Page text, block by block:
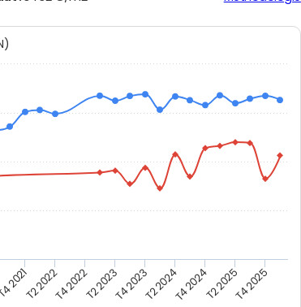
2021T2 2022T4 2022T2 2023T4 2023T2 2024T4 2024T2 2025T4 2025